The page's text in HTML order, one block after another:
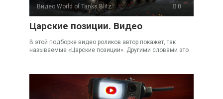
Видео World of Tanks Blitz 0
Царские позиции. Видео
В этой подборке видео роликов автор покажет, так
называемые «Царские позиции». Другими словами это